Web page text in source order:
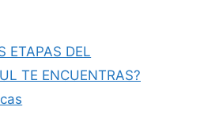
ETAPAS DEL
TE ENCUENTRAS?